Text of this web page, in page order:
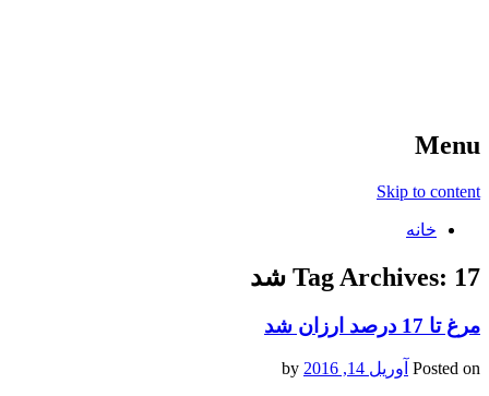
Menu
Skip to content
خانه
Tag Archives: 17 شد
مرغ تا 17 درصد ارزان شد
Posted on آوریل 14, 2016